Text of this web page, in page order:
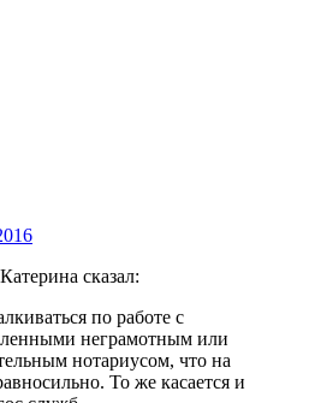
сказал:
по работе с
неграмотным или
нотариусом, что на
То же касается и